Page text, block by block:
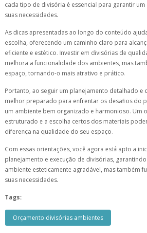
cada tipo de divisória é essencial para garantir
suas necessidades.
As dicas apresentadas ao longo do conteúdo
escolha, oferecendo um caminho claro para
eficiente e estético. Investir em divisórias de
melhora a funcionalidade dos ambientes, mas
espaço, tornando-o mais atrativo e prático.
Portanto, ao seguir um planejamento detalhado e
melhor preparado para enfrentar os desafios do
um ambiente bem organizado e harmonioso. Um
estruturado e a escolha certos dos materiais
diferença na qualidade do seu espaço.
Com essas orientações, você agora está apto a
planejamento e execução de divisórias,
ambiente esteticamente agradável, mas também
suas necessidades.
Tags:
Orçamento divisórias ambientes